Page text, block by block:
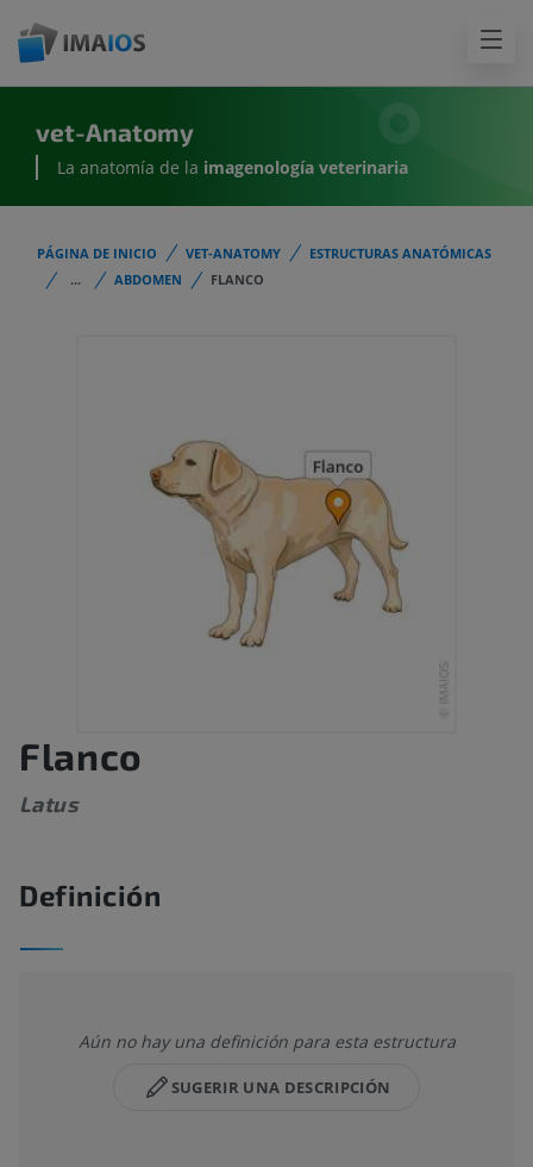
vet-Anatomy
La anatomía de la imagenología veterinaria
PÁGINA DE INICIO VET-ANATOMY
ESTRUCTURAS ANATÓMICAS
...
ABDOMEN FLANCO
Flanco
Latus
Definición
Aún no hay una definición para esta estructura
SUGERIR UNA DESCRIPCIÓN